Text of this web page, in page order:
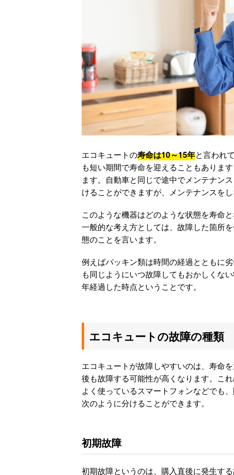
エコキュートの寿命は10～15年と言われ
も短い期間で寿命を迎えることもありま
ます。自動車と同じで途中でメンテナン
けることができますが、メンテナンスを
このような機器はどのような状態を寿命
一般的な考え方としては、故障した箇所
態のことを言います。
例えばパッキン類は時間の経過とともに
も同じようにいつ故障してもおかしくな
年経過した時点ということです。
エコキュートの故障の種類
エコキュートが故障しやすいのは、寿命
後も故障する可能性が高くなります。こ
よく使っているスマートフォンなどでも
次のように分けることができます。
初期故障
初期故障というのは、購入直後に発生する